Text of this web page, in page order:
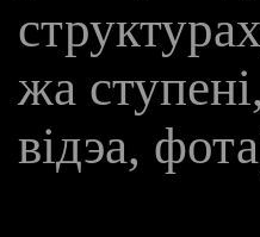
жа
відэа,